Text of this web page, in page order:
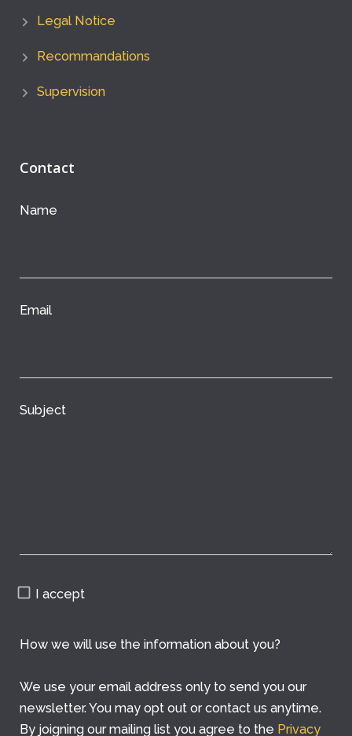
Legal Notice
Recommandations
Supervision
Contact
Name
Email
Subject
I accept
How we will use the information about you?
We use your email address only to send you our
newsletter. You may opt out or contact us anytime.
By joigning our mailing list you agree to the Privacy